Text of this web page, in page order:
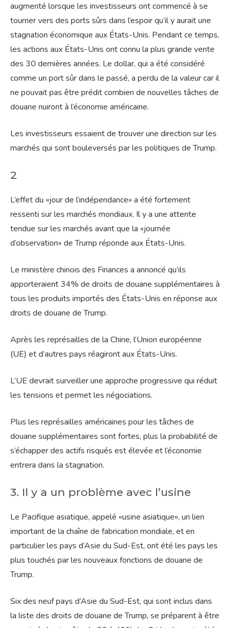
augmenté lorsque les investisseurs ont commencé à se
tourner vers des ports sûrs dans l’espoir qu’il y aurait une
stagnation économique aux États-Unis. Pendant ce temps,
les actions aux États-Unis ont connu la plus grande vente
des 30 dernières années. Le dollar, qui a été considéré
comme un port sûr dans le passé, a perdu de la valeur car il
ne pouvait pas être prédit combien de nouvelles tâches de
douane nuiront à l’économie américaine.
Les investisseurs essaient de trouver une direction sur les
marchés qui sont bouleversés par les politiques de Trump.
2
L’effet du «jour de l’indépendance» a été fortement
ressenti sur les marchés mondiaux. Il y a une attente
tendue sur les marchés avant que la «journée
d’observation» de Trump réponde aux États-Unis.
Le ministère chinois des Finances a annoncé qu’ils
apporteraient 34% de droits de douane supplémentaires à
tous les produits importés des États-Unis en réponse aux
droits de douane de Trump.
Après les représailles de la Chine, l’Union européenne
(UE) et d’autres pays réagiront aux États-Unis.
L’UE devrait surveiller une approche progressive qui réduit
les tensions et permet les négociations.
Plus les représailles américaines pour les tâches de
douane supplémentaires sont fortes, plus la probabilité de
s’échapper des actifs risqués est élevée et l’économie
entrera dans la stagnation.
3. Il y a un problème avec l’usine
Le Pacifique asiatique, appelé «usine asiatique», un lien
important de la chaîne de fabrication mondiale, et en
particulier les pays d’Asie du Sud-Est, ont été les pays les
plus touchés par les nouveaux fonctions de douane de
Trump.
Six des neuf pays d’Asie du Sud-Est, qui sont inclus dans
la liste des droits de douane de Trump, se préparent à être